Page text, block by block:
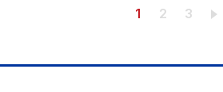
Trang hiện thời
1 Trang
2 Trang
3